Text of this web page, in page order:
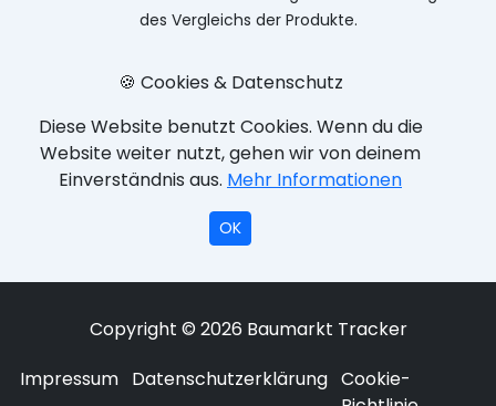
des Vergleichs der Produkte.
🍪 Cookies & Datenschutz
Diese Website benutzt Cookies. Wenn du die
Website weiter nutzt, gehen wir von deinem
Einverständnis aus. Mehr Informationen
OK
Copyright © 2026 Baumarkt Tracker
Impressum Datenschutzerklärung Cookie-